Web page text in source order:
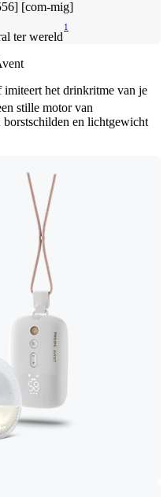
ter wereld
1
imiteert het drinkritme van je
stille motor van
en lichtgewicht